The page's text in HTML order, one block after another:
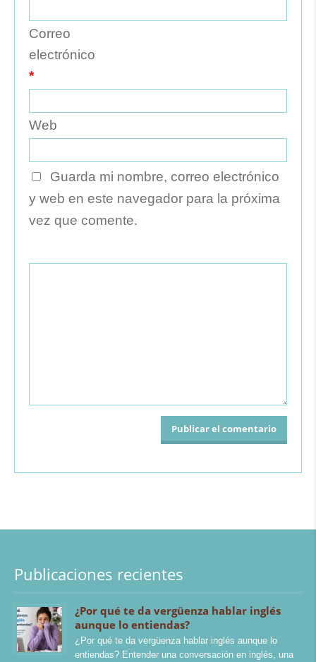
Correo
electrónico
*
Web
Guarda mi nombre, correo electrónico
y web en este navegador para la próxima
vez que comente.
Publicaciones recientes
¿Por qué te da vergüenza hablar inglés
aunque lo entiendas?
¿Por qué te da vergüenza hablar inglés aunque lo
entiendas? Entender una conversación en inglés, una